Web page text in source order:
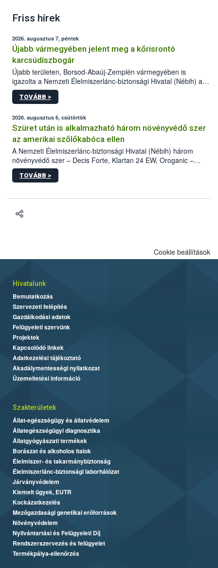
Friss hírek
2026. augusztus 7, péntek
Újabb vármegyében jelent meg a kőrisrontó
karcsúdíszbogár
Újabb területen, Borsod-Abaúj-Zemplén vármegyében is
igazolta a Nemzeti Élelmiszerlánc-biztonsági Hivatal (Nébih) a
kőrisrontó karcsúdíszbogár (Agrilus planipennis) jelenlétét. A
kártevőt nem csak színcsapdában találták meg, de már fertőzött
az intenzív felderítést, emellett az intézkedéseket a szlovák
hatósággal is összehangolják a terjedés megállítása érdekében.
TOVÁBB >
2026. augusztus 6, csütörtök
Szüret után is alkalmazható három növényvédő szer
az amerikai szőlőkabóca ellen
A Nemzeti Élelmiszerlánc-biztonsági Hivatal (Nébih) három
növényvédő szer – Decis Forte, Klartan 24 EW, Oroganic –
engedélyokiratát módosította, így azok a szüretet követően,
egészen a vesszőérettség (BBCH 91) stádiumáig
érésű szőlőkben is legyen lehetőség a károsító elleni további
felhasználók számára is elérhető és ökológiai termesztésben is
TOVÁBB >
Cookie beállítások
Hivatalunk
Bemutatkozás
Szervezeti felépítés
Gazdálkodási adatok
Felügyeleti szervünk
Projektek
Kapcsolódó linkek
Adatkezelési tájékoztató
Akadálymentességi nyilatkozat
Üzemeltetési információ
Szakterületek
Állat-egészségügy és állatvédelem
Állategészségügyi diagnosztika
Állatgyógyászati termékek
Borászat és alkoholos italok
Élelmiszer- és takarmánybiztonság
Élelmiszerlánc-biztonsági laborhálózat
Járványvédelem
Kiemelt ügyek, EUTR
Kockázatkezelés
Mezőgazdasági genetikai erőforrások
Növényvédelem
Nyilvántartási és Felügyeleti Díj
Rendszerszervezés és felügyelet
Termékpálya-ellenőrzés